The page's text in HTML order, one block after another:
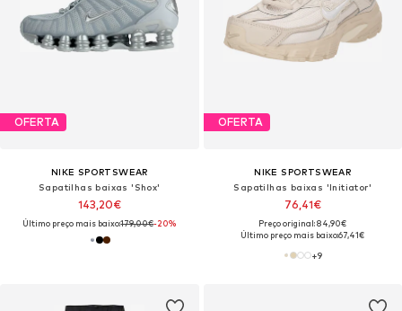
OFERTA
NIKE SPORTSWEAR
Sapatilhas baixas 'Shox'
143,20€
Último preço mais baixo:179,00€-20%
OFERTA
NIKE SPORTSWEAR
Sapatilhas baixas 'Initiator'
76,41€
Preço original: 84,90€
Último preço mais baixo:67,41€
+9